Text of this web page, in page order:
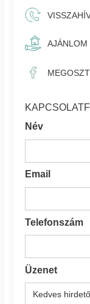
AJÁNLOM
Név
Email
Telefonszám
Üzenet